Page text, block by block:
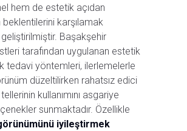
hem de estetik açıdan
beklentilerini karşılamak
Başakşehir
tarafından uygulanan estetik
tedavi yöntemleri, ilerlemelerle
düzeltilirken rahatsız edici
kullanımını asgariye
sunmaktadır. Özellikle
iyileştirmek